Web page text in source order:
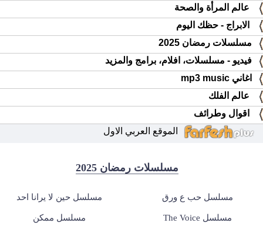
عالم المرأة والصحة
الابراج - حظك اليوم
مسلسلات رمضان 2025
فيديو - مسلسلات، افلام، برامج والمزيد
اغاني mp3 music
عالم الفلك
اقوال وطرائف
الموقع العربي الاول
مسلسلات رمضان 2025
مسلسل حب ع ورق مسلسل حين لا يرانا احد
مسلسل The Voice مسلسل ممكن